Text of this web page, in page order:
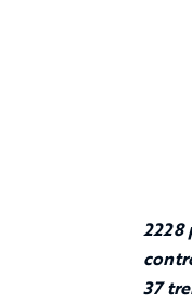
2228
37